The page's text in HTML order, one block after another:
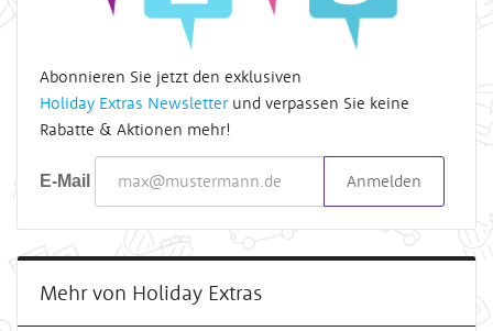
Abonnieren Sie jetzt den exklusiven
Holiday Extras Newsletter und verpassen Sie keine
Rabatte & Aktionen mehr!
E-Mail Anmelden
Mehr von Holiday Extras